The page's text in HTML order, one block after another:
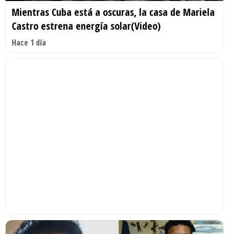
Mientras Cuba está a oscuras, la casa de Mariela
Castro estrena energía solar(Video)
Hace 1 día